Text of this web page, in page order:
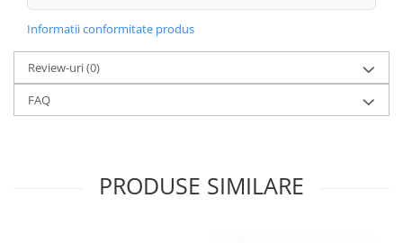
Informatii conformitate produs
Review-uri(0)
FAQ
PRODUSE SIMILARE